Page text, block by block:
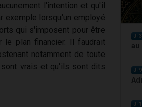
l'intention et qu'il
exemple lorsqu'un employé
qui s'imposent pour être
plan financier. Il faudrait
notamment de toute
vrais et qu'ils sont dits
J-
au
J-9
J-